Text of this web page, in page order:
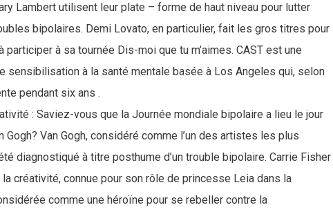
Lambert utilisent leur plate – forme de haut niveau pour lutter
bipolaires. Demi Lovato, en particulier, fait les gros titres pour
participer à sa tournée Dis-moi que tu m’aimes. CAST est une
sensibilisation à la santé mentale basée à Los Angeles qui, selon
pendant six ans .
: Saviez-vous que la Journée mondiale bipolaire a lieu le jour
Gogh? Van Gogh, considéré comme l’un des artistes les plus
diagnostiqué à titre posthume d’un trouble bipolaire. Carrie Fisher
créativité, connue pour son rôle de princesse Leia dans la
comme une héroïne pour se rebeller contre la